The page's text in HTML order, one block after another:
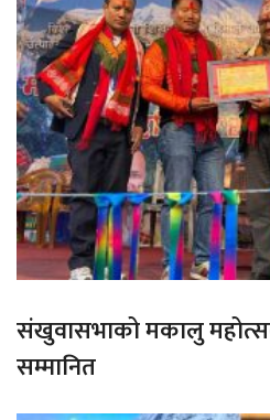
संखुवासभाको मकालु
सम्मानित